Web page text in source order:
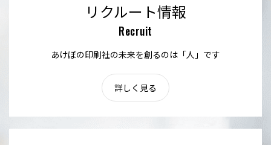
リクルート情報
Recruit
あけぼの印刷社の未来を創るのは「人」です
詳しく見る